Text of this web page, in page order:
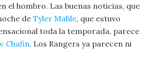
el hombro. Las buenas noticias, que
de Tyler Mahle, que estuvo
toda la temporada, parece
Chafin. Los Rangers ya parecen ni